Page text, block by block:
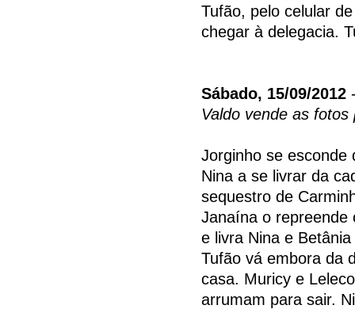
Tufão, pelo celular
chegar à delegacia.
Sábado, 15/09/2012
Valdo vende as fotos
Jorginho se esconde
Nina a se livrar da
sequestro de
Janaína o repreende
e livra Nina e
Tufão vá embora da
casa. Muricy e
arrumam para sair.